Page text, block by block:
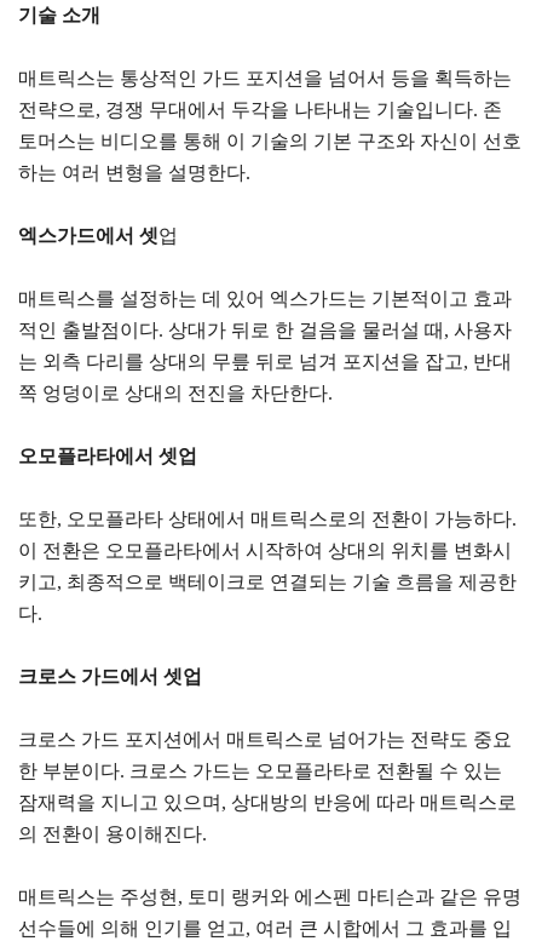
기술 소개
매트릭스는 통상적인 가드 포지션을 넘어서 등을 획득하는
전략으로, 경쟁 무대에서 두각을 나타내는 기술입니다. 존
토머스는 비디오를 통해 이 기술의 기본 구조와 자신이 선호
하는 여러 변형을 설명한다.
엑스가드에서 셋업
매트릭스를 설정하는 데 있어 엑스가드는 기본적이고 효과
적인 출발점이다. 상대가 뒤로 한 걸음을 물러설 때, 사용자
는 외측 다리를 상대의 무릎 뒤로 넘겨 포지션을 잡고, 반대
쪽 엉덩이로 상대의 전진을 차단한다.
오모플라타에서 셋업
또한, 오모플라타 상태에서 매트릭스로의 전환이 가능하다.
이 전환은 오모플라타에서 시작하여 상대의 위치를 변화시
키고, 최종적으로 백테이크로 연결되는 기술 흐름을 제공한
다.
크로스 가드에서 셋업
크로스 가드 포지션에서 매트릭스로 넘어가는 전략도 중요
한 부분이다. 크로스 가드는 오모플라타로 전환될 수 있는
잠재력을 지니고 있으며, 상대방의 반응에 따라 매트릭스로
의 전환이 용이해진다.
매트릭스는 주성현, 토미 랭커와 에스펜 마티슨과 같은 유명
선수들에 의해 인기를 얻고, 여러 큰 시합에서 그 효과를 입